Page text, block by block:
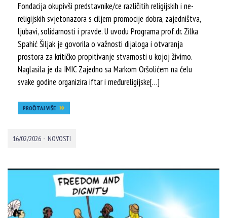
Fondacija okupivši predstavnike/ce različitih religijskih i ne-
religijskih svjetonazora s ciljem promocije dobra, zajedništva,
ljubavi, solidarnosti i pravde. U uvodu Programa prof.dr. Zilka
Spahić Šiljak je govorila o važnosti dijaloga i otvaranja
prostora za kritičko propitivanje stvarnosti u kojoj živimo.
Naglasila je da IMIC Zajedno sa Markom Oršolićem na čelu
svake godine organizira iftar i međureligijske[…]
PROČITAJ VIŠE
16/02/2026 - NOVOSTI